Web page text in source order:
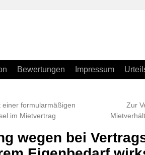
Bewertungen Impressum
einer formularmäßigen
im Mietvertrag
Zur
wegen bei